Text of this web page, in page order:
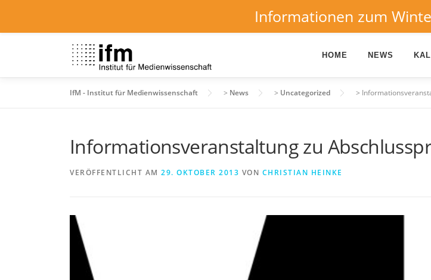
HOME NEWS
IfM - Institut für Medienwissenschaft > News > Uncategorized >
Informationsveranstaltung zu
VERÖFFENTLICHT AM 29. OKTOBER 2013 VON CHRISTIAN HEINKE
Informationen zum